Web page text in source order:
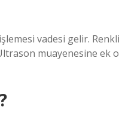
vadesi gelir.
muayenesine ek